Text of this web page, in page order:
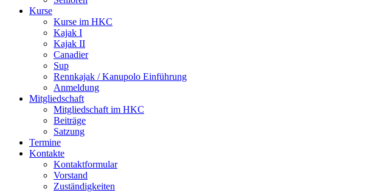
Kurse
Kurse im HKC
Kajak I
Kajak II
Canadier
Sup
Rennkajak / Kanupolo Einführung
Anmeldung
Mitgliedschaft
Mitgliedschaft im HKC
Beiträge
Satzung
Termine
Kontakte
Kontaktformular
Vorstand
Zuständigkeiten